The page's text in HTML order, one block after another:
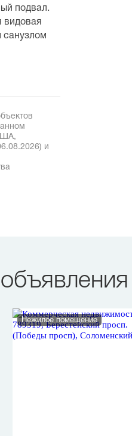
подвал.
видовая
санузлом
и
Нежилое помещение